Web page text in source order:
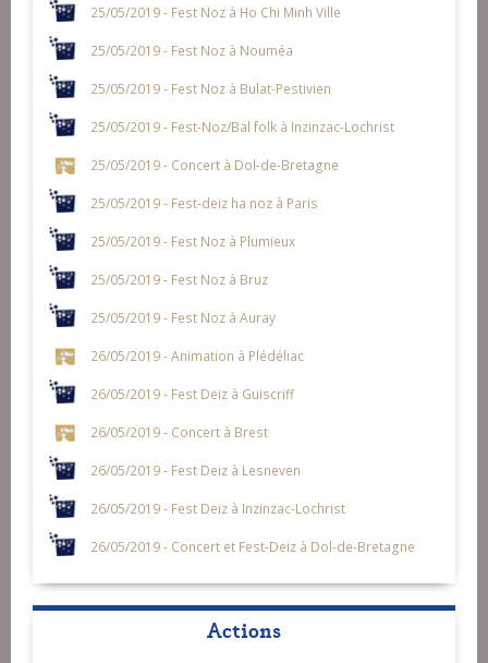
25/05/2019 - Fest Noz à Ho Chi Minh Ville
25/05/2019 - Fest Noz à Nouméa
25/05/2019 - Fest Noz à Bulat-Pestivien
25/05/2019 - Fest-Noz/Bal folk à Inzinzac-Lochrist
25/05/2019 - Concert à Dol-de-Bretagne
25/05/2019 - Fest-deiz ha noz à Paris
25/05/2019 - Fest Noz à Plumieux
25/05/2019 - Fest Noz à Bruz
25/05/2019 - Fest Noz à Auray
26/05/2019 - Animation à Plédéliac
26/05/2019 - Fest Deiz à Guiscriff
26/05/2019 - Concert à Brest
26/05/2019 - Fest Deiz à Lesneven
26/05/2019 - Fest Deiz à Inzinzac-Lochrist
26/05/2019 - Concert et Fest-Deiz à Dol-de-Bretagne
Actions